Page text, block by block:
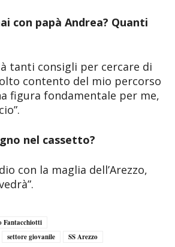
con papà Andrea? Quanti
tanti consigli per cercare di
contento del mio percorso
figura fondamentale per me,
nel cassetto?
con la maglia dell’Arezzo,
Fantacchiotti
settore giovanile SS Arezzo